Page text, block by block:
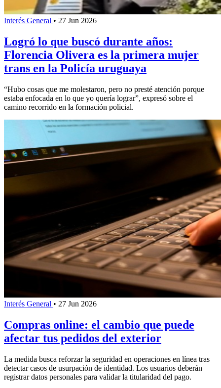
Interés General • 27 Jun 2026
Logró lo que buscó durante años:
Florencia Olivera es la primera mujer
trans en la Policía uruguaya
“Hubo cosas que me molestaron, pero no presté atención porque
estaba enfocada en lo que yo quería lograr”, expresó sobre el
camino recorrido en la formación policial.
Interés General • 27 Jun 2026
Compras online: el cambio que puede
afectar tus pedidos del exterior
La medida busca reforzar la seguridad en operaciones en línea tras
detectar casos de usurpación de identidad. Los usuarios deberán
registrar datos personales para validar la titularidad del pago.